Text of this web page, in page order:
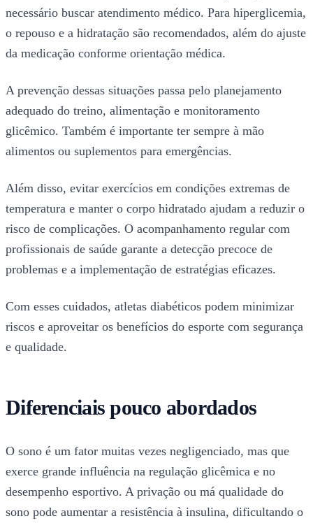
necessário buscar atendimento médico. Para hiperglicemia,
o repouso e a hidratação são recomendados, além do ajuste
da medicação conforme orientação médica.
A prevenção dessas situações passa pelo planejamento
adequado do treino, alimentação e monitoramento
glicêmico. Também é importante ter sempre à mão
alimentos ou suplementos para emergências.
Além disso, evitar exercícios em condições extremas de
temperatura e manter o corpo hidratado ajudam a reduzir o
risco de complicações. O acompanhamento regular com
profissionais de saúde garante a detecção precoce de
problemas e a implementação de estratégias eficazes.
Com esses cuidados, atletas diabéticos podem minimizar
riscos e aproveitar os benefícios do esporte com segurança
e qualidade.
Diferenciais pouco abordados
O sono é um fator muitas vezes negligenciado, mas que
exerce grande influência na regulação glicêmica e no
desempenho esportivo. A privação ou má qualidade do
sono pode aumentar a resistência à insulina, dificultando o